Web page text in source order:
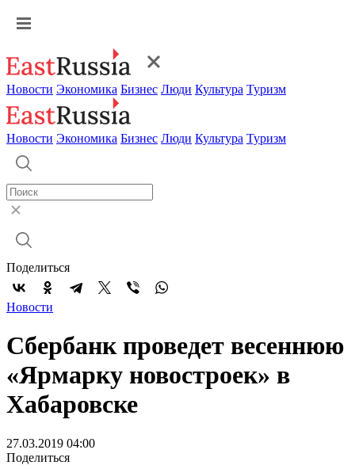
Новости Экономика Бизнес Люди Культура Туризм
Новости Экономика Бизнес Люди Культура Туризм
Поделиться
Новости
Сбербанк проведет весеннюю
«Ярмарку новостроек» в
Хабаровске
27.03.2019 04:00
Поделиться